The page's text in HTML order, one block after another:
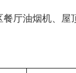
厅油烟机、